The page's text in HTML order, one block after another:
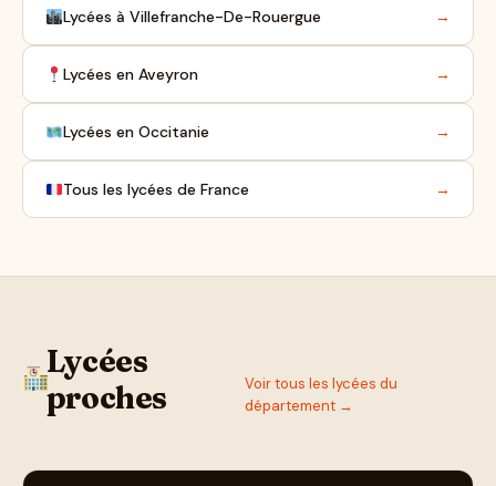
Lycées à Villefranche-De-Rouergue →
Lycées en Aveyron →
Lycées en Occitanie →
Tous les lycées de France →
Lycées
proches
Voir tous les lycées du
département →